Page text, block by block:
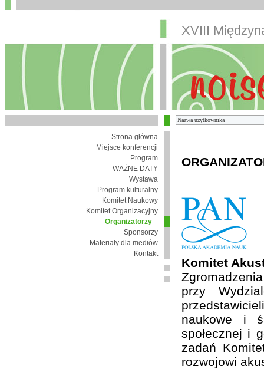
XVIII
Strona główna
Miejsce konferencji
Program
WAŻNE DATY
Wystawa
Program kulturalny
Komitet Naukowy
Komitet Organizacyjny
Organizatorzy
Sponsorzy
Materiały dla mediów
Kontakt
Komitet
przy
naukowe i
społecznej i
zadań
rozwojowi